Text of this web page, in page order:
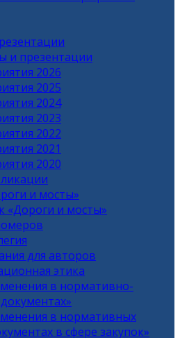
и презентации
2026
2025
2024
2023
2022
2021
2020
и мосты»
«Дороги и мосты»
для авторов
этика
в нормативно-
в нормативных
в сфере закупок»